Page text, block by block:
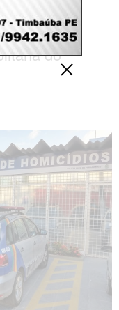
feto
local, em
do